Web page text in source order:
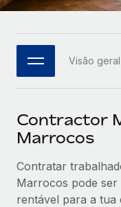
日本語
한국어
中文（简体）
Visão geral
Contractor
Marrocos
Contratar
Marrocos pode ser
rentável para a tua